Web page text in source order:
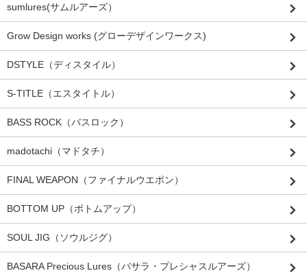
sumlures(サムルアーズ）
Grow Design works (グローデザインワークス)
DSTYLE（ディスタイル）
S-TITLE（エスタイトル）
BASS ROCK（バスロック）
madotachi（マドタチ）
FINAL WEAPON（ファイナルウエポン）
BOTTOM UP（ボトムアップ）
SOUL JIG（ソウルジグ）
BASARA Precious Lures（バサラ・プレシャスルアーズ）